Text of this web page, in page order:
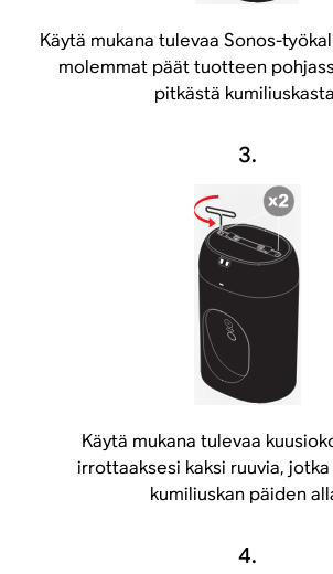
Käytä mukana tulevaa Sonos-
molemmat päät tuotteen
pitkästä
3.
Käytä mukana tulevaa
irrottaaksesi kaksi ruuvia,
kumiliuskan päiden
4.